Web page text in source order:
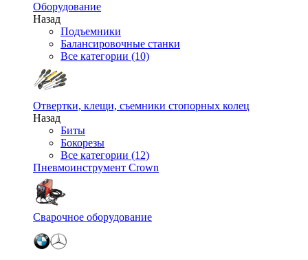
Оборудование
Назад
Подъемники
Балансировочные станки
Все категории (10)
Отвертки, клещи, съемники стопорных колец
Назад
Биты
Бокорезы
Все категории (12)
Пневмоинструмент Crown
Сварочное оборудование